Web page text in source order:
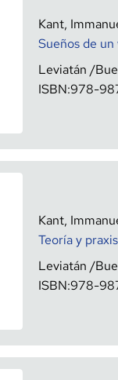
Kant,
Sueños de
Leviatán
ISBN:978-
Kant,
Teoría y praxis
Leviatán
ISBN:978-